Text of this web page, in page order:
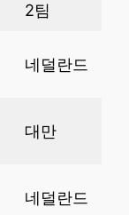
2팀
네덜란드
대만
네덜란드